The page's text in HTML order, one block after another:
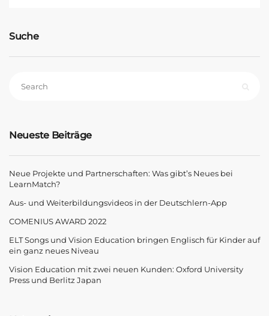
Suche
Neueste Beiträge
Neue Projekte und Partnerschaften: Was gibt’s Neues bei
LearnMatch?
Aus- und Weiterbildungsvideos in der Deutschlern-App
COMENIUS AWARD 2022
ELT Songs und Vision Education bringen Englisch für Kinder auf
ein ganz neues Niveau
Vision Education mit zwei neuen Kunden: Oxford University
Press und Berlitz Japan